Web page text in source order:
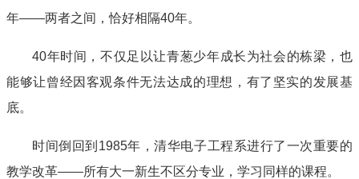
年——两者之间，恰好相隔40年。
40年时间，不仅足以让青葱少年成长为社会的栋梁，也
能够让曾经因客观条件无法达成的理想，有了坚实的发展基
底。
时间倒回到1985年，清华电子工程系进行了一次重要的
教学改革——所有大一新生不区分专业，学习同样的课程。